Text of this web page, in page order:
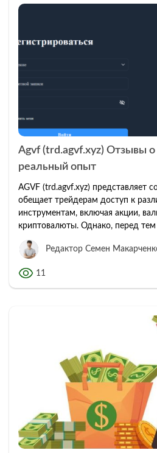
Agvf (trd.agvf.xyz) Отзывы
реальный опыт
AGVF (trd.agvf.xyz) представляет
обещает трейдерам доступ к
инструментам, включая акции,
криптовалюты. Однако, перед тем
Редактор Семен
11